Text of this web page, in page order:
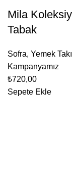
Mila
Tabak
Sofra, Yemek
Kampanyamız
₺720,00
Sepete Ekle